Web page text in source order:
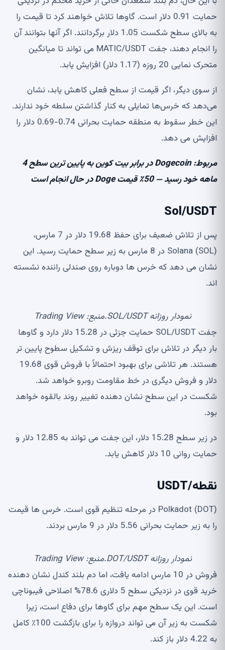
حمایت 0.91 دلار است. گاوها تلاش خواهند کرد تا قیمت را
به بالای سطح شکست 1.05 دلار برگردانند. اگر آنها بتوانند آن
را انجام دهند، جفت MATIC/USDT می تواند تا میانگین
متحرک نمایی 20 روزه (1.17 دلار) افزایش یابد.
از سوی دیگر، اگر قیمت از سطح فعلی کاهش یابد، نشان
می‌دهد که خرس‌ها تمایلی به کنار گذاشتن سلطه خود ندارند.
این خطر سقوط به منطقه حمایت بحرانی 0.74-0.69 دلار را
افزایش می دهد.
مربوط:
Dogecoin در برابر بیت کوین به پایین ترین سطح 4
ماهه خود رسید — 50٪ قیمت Doge در حال انجام است
Sol/USDT
پس از تلاش ضعیف برای حفظ 19.68 دلار در 7 مارس،
Solana (SOL) در 8 مارس به زیر سطح حمایت رسید. این
نشان می دهد که خرس ها دوباره روی صندلی راننده نشسته
اند.
نمودار روزانه SOL/USDT.منبع: Trading View
جفت SOL/USDT حمایت جزئی در 15.28 دلار دارد و گاوها
بار دیگر در تلاش برای توقف ریزش و تشکیل سطوح پایین تر
هستند. هر تلاشی برای بهبود احتمالاً با فروش قوی 19.68
دلار و فروش دیگری در خط مقاومت روبرو خواهد شد.
شکست در این سطح نشان دهنده تغییر روند بالقوه خواهد
بود.
در زیر سطح 15.28 دلار، این جفت می تواند به 12.85 دلار و
حمایت روانی 10 دلار کاهش یابد.
نقطه/USDT
Polkadot (DOT) در مرحله تنظیم قوی است. خرس ها قیمت
را به زیر حمایت بحرانی 5.56 دلار در 9 مارس بردند.
نمودار روزانه DOT/USDT.منبع: Trading View
فروش در 10 مارس ادامه یافت، اما دم بلند کندل نشان دهنده
خرید قوی در نزدیکی سطح 5 دلاری 78.6% اصلاحی فیبوناچی
است. این یک سطح مهم برای گاوها برای دفاع است، زیرا
شکست به زیر آن می تواند دروازه را برای بازگشت 100٪ کامل
به 4.22 دلار باز کند.